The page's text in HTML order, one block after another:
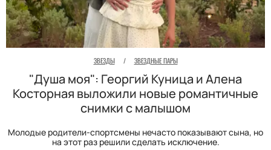
ЗВЕЗДЫ / ЗВЕЗДНЫЕ ПАРЫ
"Душа моя": Георгий Куница и Алена
Косторная выложили новые романтичные
снимки с малышом
Молодые родители-спортсмены нечасто показывают сына, но
на этот раз решили сделать исключение.